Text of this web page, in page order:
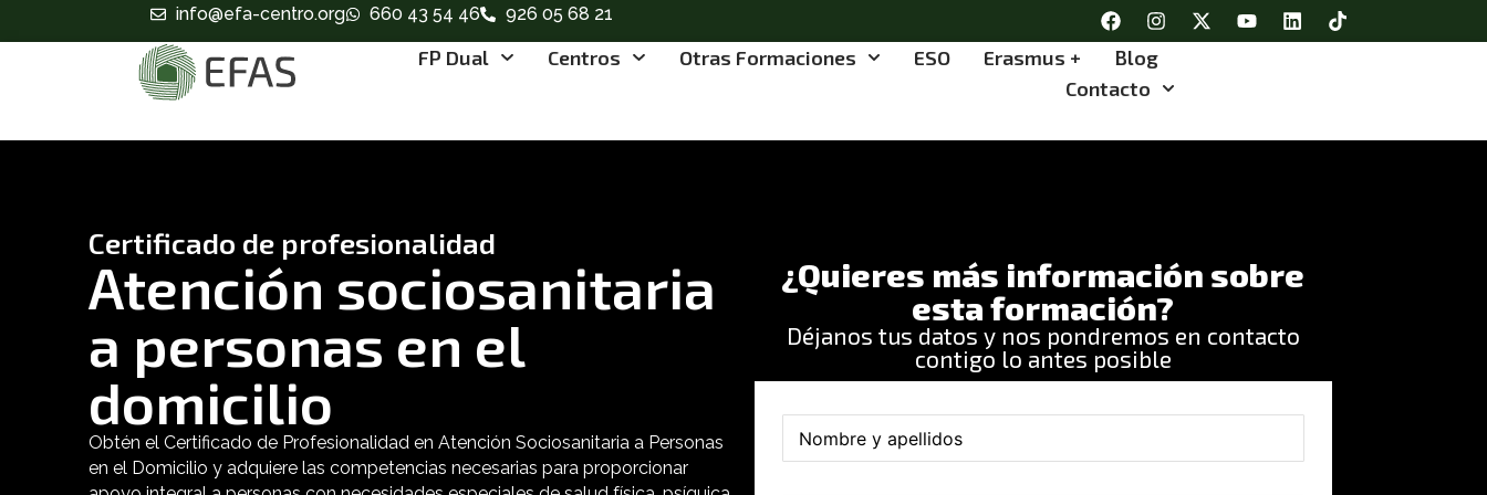
info@efa-centro.org 660 43 54 46 926 05 68 21
FP Dual Centros Otras Formaciones ESO Erasmus +
Blog
Contacto
Certificado de profesionalidad
Atención sociosanitaria
a personas en el
domicilio
Obtén el Certificado de Profesionalidad en Atención Sociosanitaria a Personas
en el Domicilio y adquiere las competencias necesarias para proporcionar
¿Quieres más información sobre
esta formación?
Déjanos tus datos y nos pondremos en contacto
contigo lo antes posible
m